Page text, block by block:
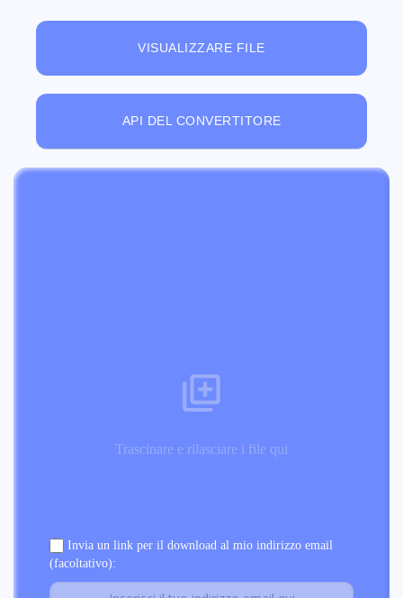
VISUALIZZARE FILE
API DEL CONVERTITORE
Trascinare e rilasciare i file qui
Invia un link per il download al mio indirizzo email
(facoltativo):